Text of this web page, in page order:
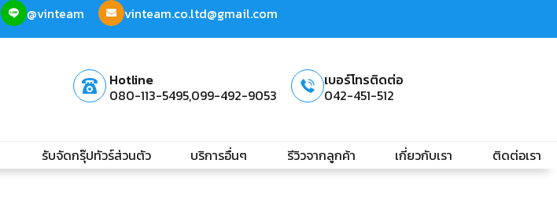
@vinteam vinteam.co.ltd@gmail.com
Hotline
080-113-5495,099-492-9053
เบอร์โทรติดต่อ
042-451-512
รับจัดกรุ๊ปทัวร์ส่วนตัว บริการอื่นๆ รีวิวจากลูกค้า เกี่ยวกับเรา ติดต่อเรา